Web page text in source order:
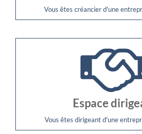
Vous êtes créancier d'une
Espace
Vous êtes dirigeant d'une